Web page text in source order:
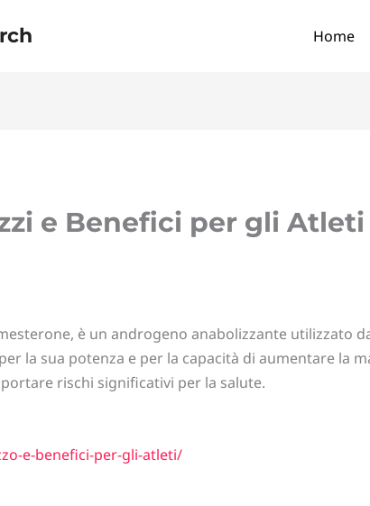
Home
e Benefici per gli Atleti
è un androgeno anabolizzante utilizzato
la sua potenza e per la capacità di aumentare la
rischi significativi per la salute.
e-benefici-per-gli-atleti/